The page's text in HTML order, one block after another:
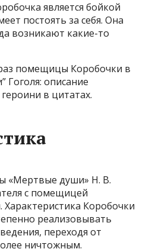
является бойкой
постоять за себя. Она
возникают какие-то
помещицы Коробочки в
Гоголя: описание
в цитатах.
«Мертвые души» Н. В.
с помещицей
Коробочки
реализовывать
переходя от
ничтожным.